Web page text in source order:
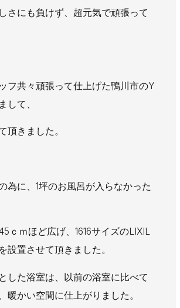
安房住まいる
せ
さにも負けず、超元気で頑張って
フ共々頑張って仕上げた鴨川市のY
して、
頂きました。
為に、1坪のお風呂が入らなかった
ｃｍほど広げ、1616サイズのLIXIL
設置させて頂きました。
した浴室は、以前の浴室に比べて
暖かい空間に仕上がりました。